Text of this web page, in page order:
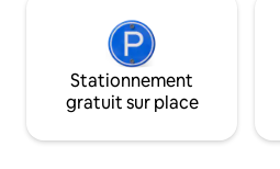
Stationnement
gratuit sur place